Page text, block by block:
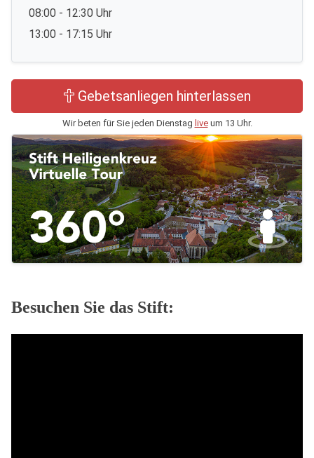
08:00 - 12:30 Uhr
13:00 - 17:15 Uhr
Gebetsanliegen hinterlassen
Wir beten für Sie jeden Dienstag liveum 13 Uhr.
Besuchen Sie das Stift: